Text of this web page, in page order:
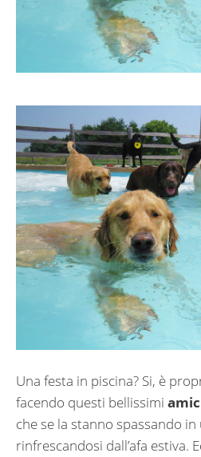
Una festa in piscina? Si, è
facendo questi bellissimi
che se la stanno spassando
rinfrescandosi dall’afa estiva.